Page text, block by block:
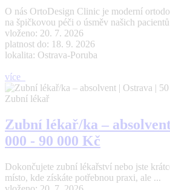
O nás OrtoDesign Clinic je moderní
na špičkovou péči o úsměv našich
vloženo: 20. 7. 2026
platnost do: 18. 9. 2026
lokalita: Ostrava-Poruba
více
Zubní lékař
Zubní lékař/ka –
000 - 90 000 Kč
Dokončujete zubní lékařství nebo jste
místo, kde získáte potřebnou praxi, ale ...